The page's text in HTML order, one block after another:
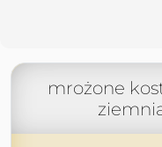
mrożone